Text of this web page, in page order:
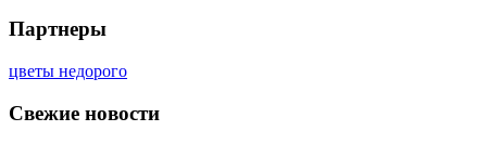
Партнеры
цветы недорого
Свежие новости